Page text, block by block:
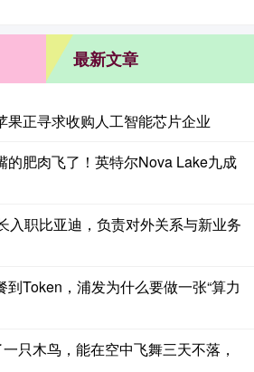
最新文章
果正寻求收购人工智能芯片企业
的肥肉飞了！英特尔Nova Lake九成
入职比亚迪，负责对外关系与新业务
Token，浦发为什么要做一张“算力
只木鸟，能在空中飞舞三天不落，